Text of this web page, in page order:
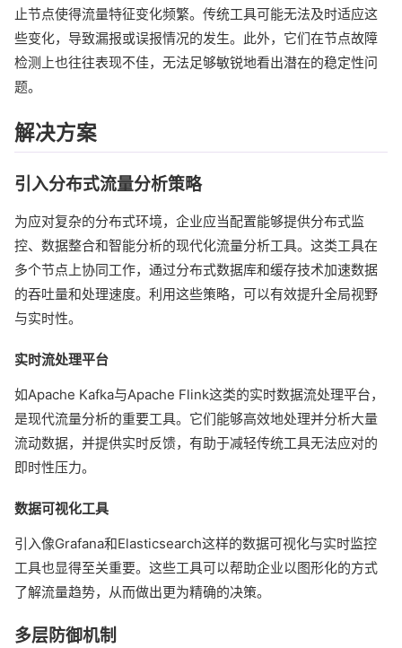
止节点使得流量特征变化频繁。传统工具可能无法及时适应这
些变化，导致漏报或误报情况的发生。此外，它们在节点故障
检测上也往往表现不佳，无法足够敏锐地看出潜在的稳定性问
题。
解决方案
引入分布式流量分析策略
为应对复杂的分布式环境，企业应当配置能够提供分布式监
控、数据整合和智能分析的现代化流量分析工具。这类工具在
多个节点上协同工作，通过分布式数据库和缓存技术加速数据
的吞吐量和处理速度。利用这些策略，可以有效提升全局视野
与实时性。
实时流处理平台
如Apache Kafka与Apache Flink这类的实时数据流处理平台，
是现代流量分析的重要工具。它们能够高效地处理并分析大量
流动数据，并提供实时反馈，有助于减轻传统工具无法应对的
即时性压力。
数据可视化工具
引入像Grafana和Elasticsearch这样的数据可视化与实时监控
工具也显得至关重要。这些工具可以帮助企业以图形化的方式
了解流量趋势，从而做出更为精确的决策。
多层防御机制